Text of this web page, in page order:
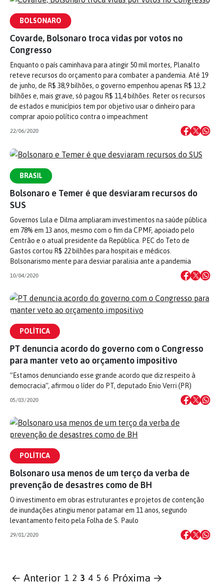
BOLSONARO
Covarde, Bolsonaro troca vidas por votos no
Congresso
Enquanto o país caminhava para atingir 50 mil mortes, Planalto
reteve recursos do orçamento para combater a pandemia. Até 19
de junho, de R$ 38,9 bilhões, o governo empenhou apenas R$ 13,2
bilhões e, mais grave, só pagou R$ 11,4 bilhões. Reter os recursos
de estados e municípios tem por objetivo usar o dinheiro para
comprar apoio político contra o impeachment
22/06/2020
BRASIL
Bolsonaro e Temer é que desviaram recursos do
SUS
Governos Lula e Dilma ampliaram investimentos na saúde pública
em 78% em 13 anos, mesmo com o fim da CPMF, apoiado pelo
Centrão e o atual presidente da República. PEC do Teto de
Gastos cortou R$ 22 bilhões para hospitais e médicos.
Bolsonarismo mente para desviar paralisia ante a pandemia
10/04/2020
POLÍTICA
PT denuncia acordo do governo com o Congresso
para manter veto ao orçamento impositivo
“Estamos denunciando esse grande acordo que diz respeito à
democracia”, afirmou o líder do PT, deputado Enio Verri (PR)
05/03/2020
POLÍTICA
Bolsonaro usa menos de um terço da verba de
prevenção de desastres como de BH
O investimento em obras estruturantes e projetos de contenção
de inundações atingiu menor patamar em 11 anos, segundo
levantamento feito pela Folha de S. Paulo
29/01/2020
← Anterior 1 2 3 4 5 6 Próxima →